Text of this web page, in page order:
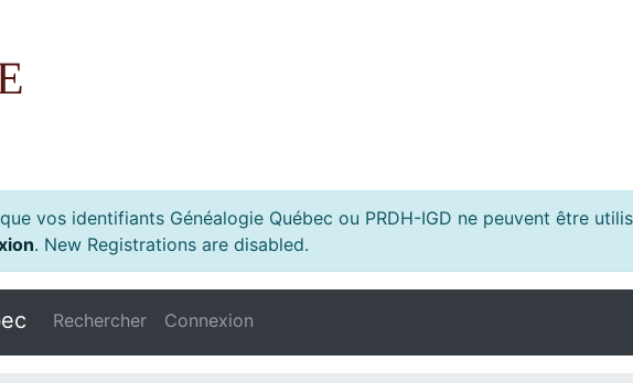
vos identifiants Généalogie Québec ou PRDH-IGD ne peuvent être
. New Registrations are disabled.
Rechercher Connexion